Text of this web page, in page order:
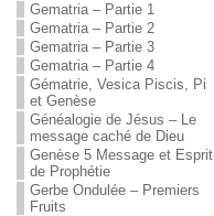
Gematria – Partie 1
Gematria – Partie 2
Gematria – Partie 3
Gematria – Partie 4
Gématrie, Vesica Piscis, Pi
et Genèse
Généalogie de Jésus – Le
message caché de Dieu
Genèse 5 Message et Esprit
de Prophétie
Gerbe Ondulée – Premiers
Fruits